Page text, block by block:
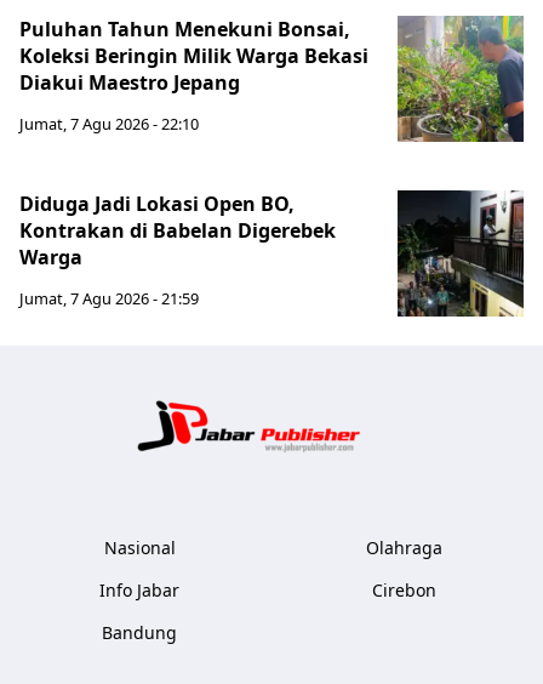
Puluhan Tahun Menekuni Bonsai,
Koleksi Beringin Milik Warga Bekasi
Diakui Maestro Jepang
Jumat, 7 Agu 2026 - 22:10
Diduga Jadi Lokasi Open BO,
Kontrakan di Babelan Digerebek
Warga
Jumat, 7 Agu 2026 - 21:59
Nasional
Info Jabar
Bandung
Olahraga
Cirebon